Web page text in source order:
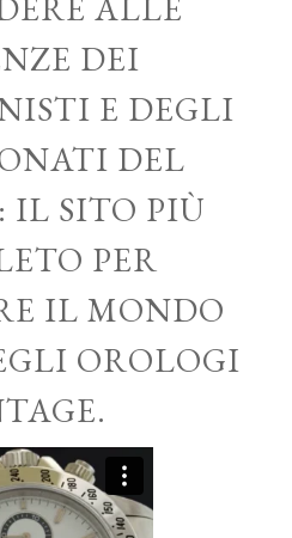
DEI
E DEGLI
DEL
IL SITO PIÙ
PER
IL MONDO
OROLOGI